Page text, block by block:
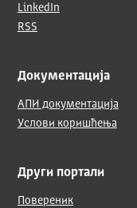
LinkedIn
RSS
Документација
АПИ документација
Услови коришћења
Други портали
Повереник